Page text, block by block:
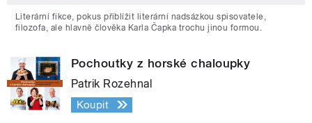
Literární fikce, pokus přiblížit literární nadsázkou spisovatele,
filozofa, ale hlavně člověka Karla Čapka trochu jinou formou.
Pochoutky z horské chaloupky
Patrik Rozehnal
Koupit